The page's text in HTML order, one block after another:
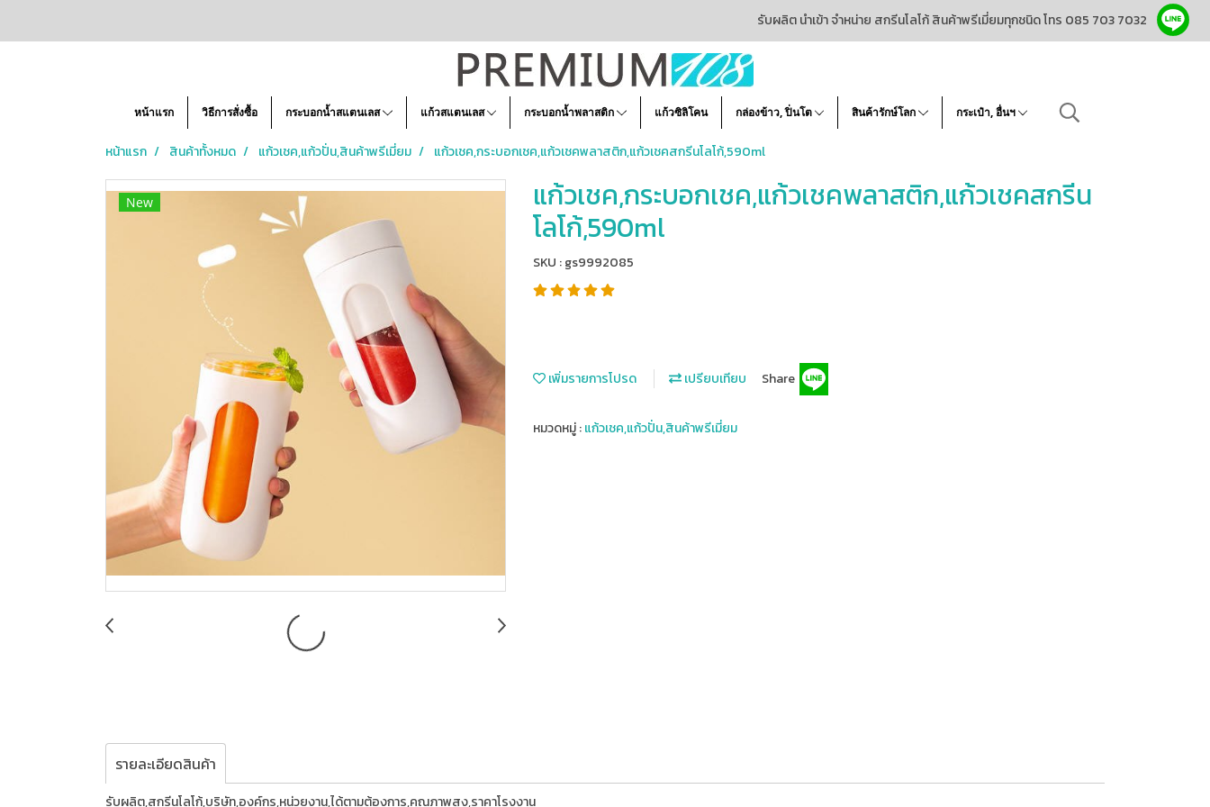
รับผลิต นำเข้า จำหน่าย สกรีนโลโก้ สินค้าพรีเมี่ยมทุกชนิด โทร 085 703 7032
หน้าแรก วิธีการสั่งซื้อ กระบอกน้ำสแตนเลส แก้วสแตนเลส กระบอกน้ำพลาสติก แก้วซิลิโคน กล่องข้าว, ปิ่นโต สินค้ารักษ์โลก กระเป๋า, อื่นฯ
หน้าแรก สินค้าทั้งหมด แก้วเชค,แก้วปั่น,สินค้าพรีเมี่ยม แก้วเชค,กระบอกเชค,แก้วเชคพลาสติก,แก้วเชคสกรีนโลโก้,590ml
New
แก้วเชค,กระบอกเชค,แก้วเชคพลาสติก,แก้วเชคสกรีน
โลโก้,590ml
SKU : gs9992085
เพิ่มรายการโปรด เปรียบเทียบ Share
หมวดหมู่ :แก้วเชค,แก้วปั่น,สินค้าพรีเมี่ยม
รายละเอียดสินค้า
รับผลิต,สกรีนโลโก้,บริษัท,องค์กร,หน่วยงาน,ได้ตามต้องการ,คุณภาพสูง,ราคาโรงงาน